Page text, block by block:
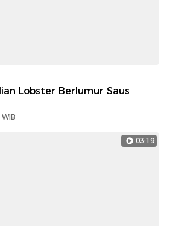
Lobster Berlumur Saus
03:19